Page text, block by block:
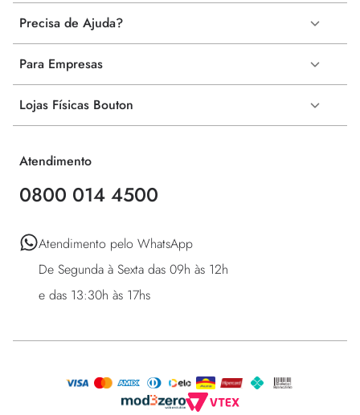
Precisa de Ajuda?
Para Empresas
Lojas Físicas Bouton
Atendimento
0800 014 4500
Atendimento pelo WhatsApp
De Segunda à Sexta das 09h às 12h
e das 13:30h às 17hs